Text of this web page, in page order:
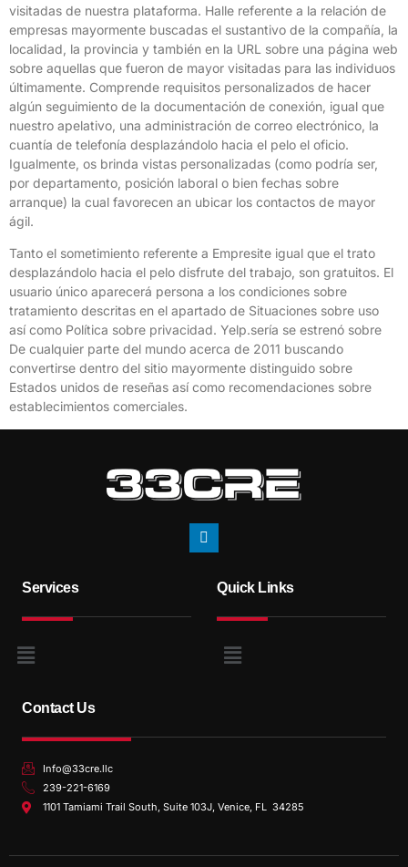
visitadas de nuestra plataforma. Halle referente a la relación de
empresas mayormente buscadas el sustantivo de la compañía, la
localidad, la provincia y también en la URL sobre una página web
sobre aquellas que fueron de mayor visitadas para las individuos
últimamente. Comprende requisitos personalizados de hacer
algún seguimiento de la documentación de conexión, igual que
nuestro apelativo, una administración de correo electrónico, la
cuantía de telefonía desplazándolo hacia el pelo el oficio.
Igualmente, os brinda vistas personalizadas (como podrí­a ser,
por departamento, posición laboral o bien fechas sobre
arranque) la cual favorecen an ubicar los contactos de mayor
ágil.
Tanto el sometimiento referente a Empresite igual que el trato
desplazándolo hacia el pelo disfrute del trabajo, son gratuitos. El
usuario único aparecerá persona a los condiciones sobre
tratamiento descritas en el apartado de Situaciones sobre uso
así­ como Política sobre privacidad. Yelp.serí­a se estrenó sobre
De cualquier parte del mundo acerca de 2011 buscando
convertirse dentro del sitio mayormente distinguido sobre
Estados unidos de reseñas así­ como recomendaciones sobre
establecimientos comerciales.
Services Quick Links
Contact Us
Info@33cre.llc
239-221-6169
1101 Tamiami Trail South, Suite 103J, Venice, FL 34285